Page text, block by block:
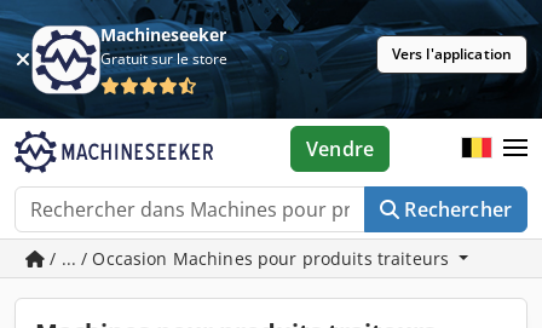
Machineseeker
Gratuit sur le store Vers l'application
Rechercher
Vendre
/ ... / Occasion Machines pour produits traiteurs